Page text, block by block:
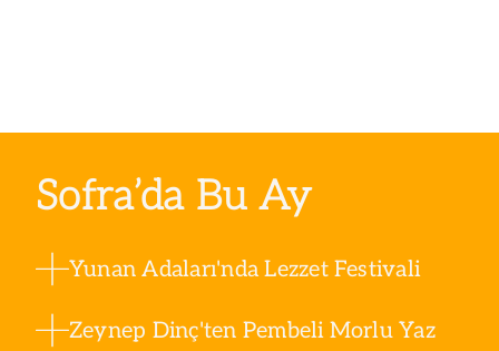
Sofra’da Bu Ay
Yunan Adaları'nda Lezzet Festivali
Zeynep Dinç'ten Pembeli Morlu Yaz